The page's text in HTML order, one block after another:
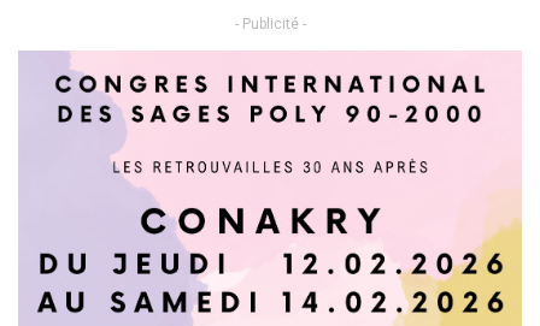
- Publicité -